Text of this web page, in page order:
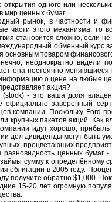
открытия одного или
в мир ценных бумаг.
рынок, в частности и
части этого механизма, то
становится сложно, если
обменный курс
основным товаром
неоднократно видели
она постоянно меняющиеся
о цене на любые
акция?
(stock) - это ваша доля
официально заверенный
компании. Поскольку Ford
крупных пакетов акций. Как
идут хорошо,
дел дивиденды могут быть
процветающих
разновидность ценных бумаг
сумму к определённому
облигации в 2005 году.
получите обратно $1,000.
15-20 лет огромную